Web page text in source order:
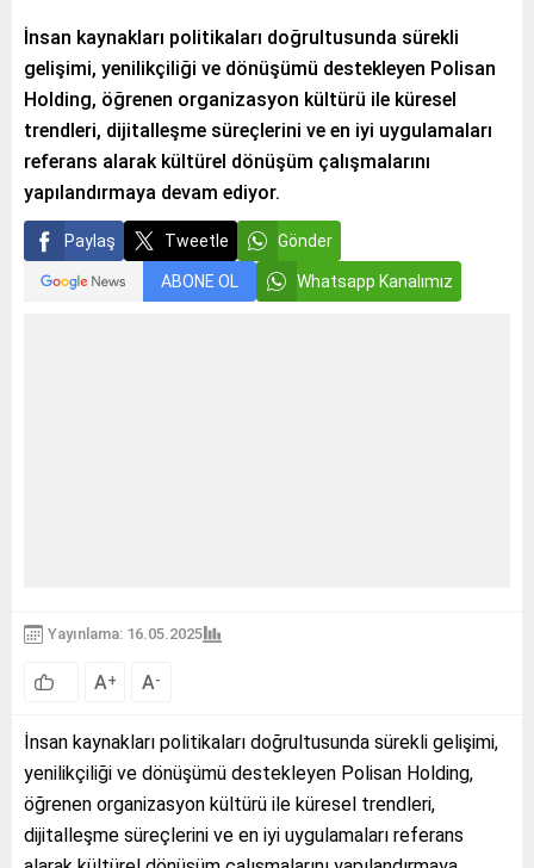
İnsan kaynakları politikaları doğrultusunda sürekli
gelişimi, yenilikçiliği ve dönüşümü destekleyen Polisan
Holding, öğrenen organizasyon kültürü ile küresel
trendleri, dijitalleşme süreçlerini ve en iyi uygulamaları
referans alarak kültürel dönüşüm çalışmalarını
yapılandırmaya devam ediyor.
Paylaş Tweetle Gönder
ABONE OL Whatsapp Kanalımız
Yayınlama: 16.05.2025
A+ A-
İnsan kaynakları politikaları doğrultusunda sürekli gelişimi,
yenilikçiliği ve dönüşümü destekleyen Polisan Holding,
öğrenen organizasyon kültürü ile küresel trendleri,
dijitalleşme süreçlerini ve en iyi uygulamaları referans